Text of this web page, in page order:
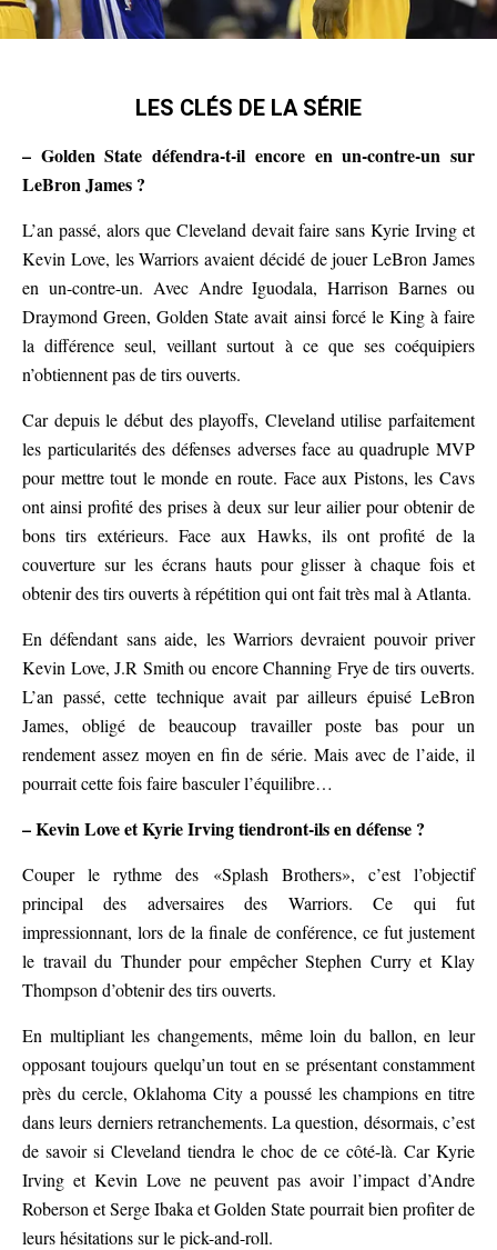
LES CLÉS DE LA SÉRIE
– Golden State défendra-t-il encore en un-contre-un sur
LeBron James ?
L’an passé, alors que Cleveland devait faire sans Kyrie Irving et
Kevin Love, les Warriors avaient décidé de jouer LeBron James
en un-contre-un. Avec Andre Iguodala, Harrison Barnes ou
Draymond Green, Golden State avait ainsi forcé le King à faire
la différence seul, veillant surtout à ce que ses coéquipiers
n’obtiennent pas de tirs ouverts.
Car depuis le début des playoffs, Cleveland utilise parfaitement
les particularités des défenses adverses face au quadruple MVP
pour mettre tout le monde en route. Face aux Pistons, les Cavs
ont ainsi profité des prises à deux sur leur ailier pour obtenir de
bons tirs extérieurs. Face aux Hawks, ils ont profité de la
couverture sur les écrans hauts pour glisser à chaque fois et
obtenir des tirs ouverts à répétition qui ont fait très mal à Atlanta.
En défendant sans aide, les Warriors devraient pouvoir priver
Kevin Love, J.R Smith ou encore Channing Frye de tirs ouverts.
L’an passé, cette technique avait par ailleurs épuisé LeBron
James, obligé de beaucoup travailler poste bas pour un
rendement assez moyen en fin de série. Mais avec de l’aide, il
pourrait cette fois faire basculer l’équilibre…
– Kevin Love et Kyrie Irving tiendront-ils en défense ?
Couper le rythme des «Splash Brothers», c’est l’objectif
principal des adversaires des Warriors. Ce qui fut
impressionnant, lors de la finale de conférence, ce fut justement
le travail du Thunder pour empêcher Stephen Curry et Klay
Thompson d’obtenir des tirs ouverts.
En multipliant les changements, même loin du ballon, en leur
opposant toujours quelqu’un tout en se présentant constamment
près du cercle, Oklahoma City a poussé les champions en titre
dans leurs derniers retranchements. La question, désormais, c’est
de savoir si Cleveland tiendra le choc de ce côté-là. Car Kyrie
Irving et Kevin Love ne peuvent pas avoir l’impact d’Andre
Roberson et Serge Ibaka et Golden State pourrait bien profiter de
leurs hésitations sur le pick-and-roll.